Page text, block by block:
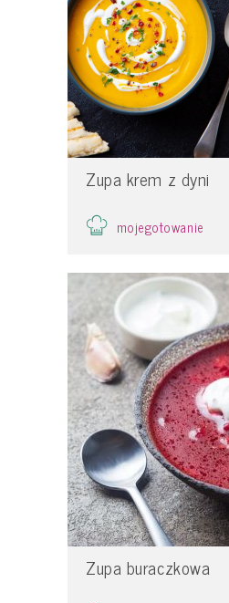
Zupa krem z dyni
mojegotowanie
Zupa buraczkowa